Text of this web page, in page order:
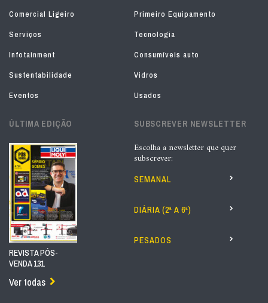
Comercial Ligeiro
Primeiro Equipamento
Serviços
Tecnologia
Infotainment
Consumíveis auto
Sustentabilidade
Vidros
Eventos
Usados
ÚLTIMA EDIÇÃO
REVISTA PÓS-
VENDA 131
Ver todas
SUBSCREVER NEWSLETTER
Escolha a newsletter que quer
subscrever:
SEMANAL
DIÁRIA (2ª A 6ª)
PESADOS